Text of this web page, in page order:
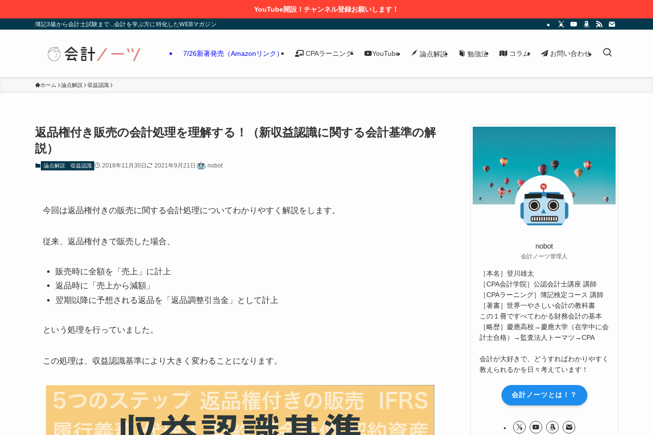
YouTube開設！チャンネル登録お願いします！
簿記3級から会計士試験まで...会計を学ぶ方に特化したWEBマガジン
7/26新著発売（Amazonリンク） CPAラーニング YouTube 論点解説 勉強法 コラム お問い合わせ
ホーム 論点解説 収益認識
返品権付き販売の会計処理を理解する！（新収益認識に関する会計基準の解
説）
論点解説 収益認識 2018年11月30日 2021年9月21日 nobot
今回は返品権付きの販売に関する会計処理についてわかりやすく解説をします。
従来、返品権付きで販売した場合、
販売時に全額を「売上」に計上
返品時に「売上から減額」
翌期以降に予想される返品を「返品調整引当金」として計上
という処理を行っていました。
この処理は、収益認識基準により大きく変わることになります。
nobot
会計ノーツ管理人
［本名］登川雄太
［CPA会計学院］公認会計士講座 講師
［CPAラーニング］簿記検定コース 講師
［著書］世界一やさしい会計の教科書
この１冊ですべてわかる財務会計の基本
［略歴］慶應高校→慶應大学（在学中に会
計士合格）→監査法人トーマツ→CPA
会計が大好きで、どうすればわかりやすく
教えられるかを日々考えています！
会計ノーツとは！？